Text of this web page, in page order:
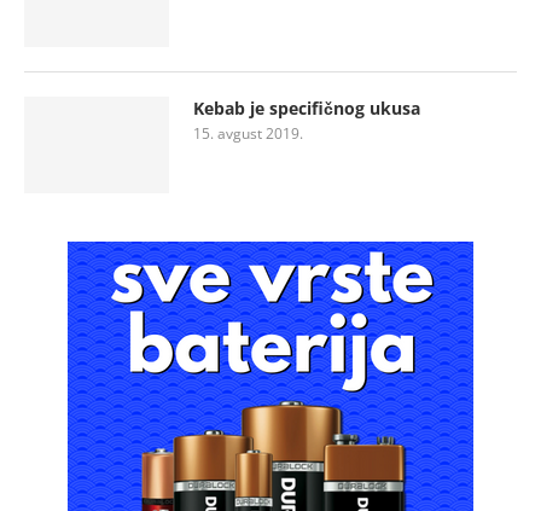
Kebab je specifičnog ukusa
15. avgust 2019.